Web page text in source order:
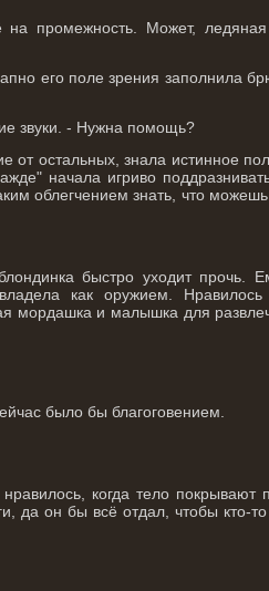
промежность. Может, ледяная
его поле зрения заполнила
звуки. - Нужна помощь?
от остальных, знала истинное
начала игриво
облегчением знать, что можешь
быстро уходит прочь.
как оружием.
мордашка и малышка для
было бы благоговением.
когда тело покрывают
да он бы всё отдал, чтобы кто-то